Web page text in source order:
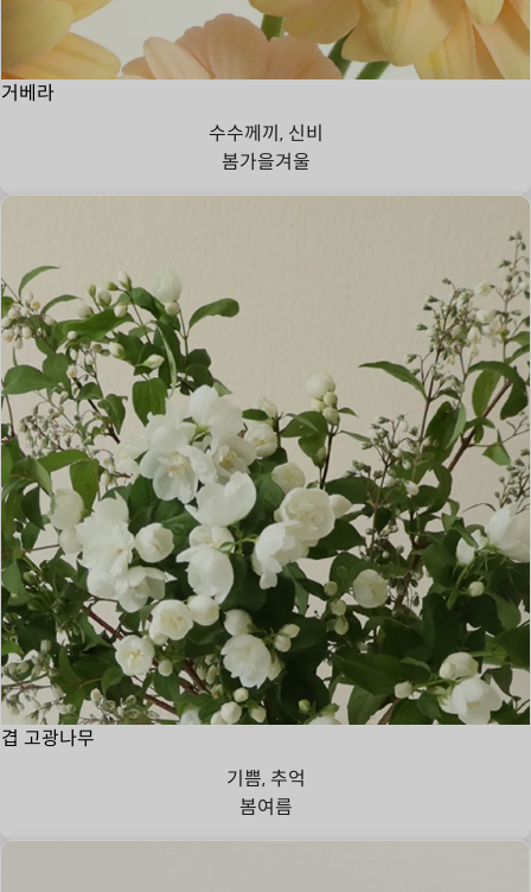
거베라
수수께끼, 신비
봄가을겨울
겹 고광나무
기쁨, 추억
봄여름